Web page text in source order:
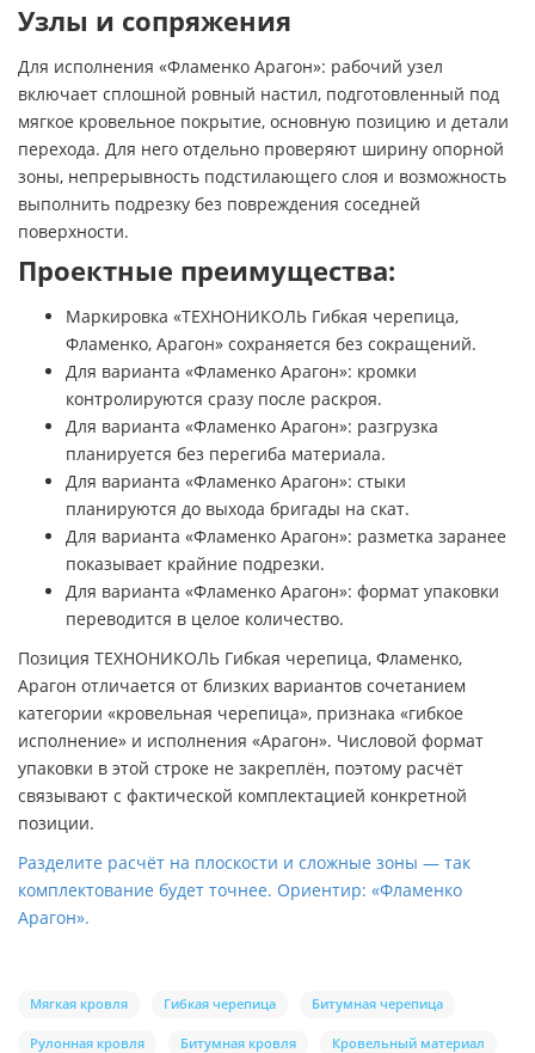
Узлы и сопряжения
Для исполнения «Фламенко Арагон»: рабочий узел
включает сплошной ровный настил, подготовленный под
мягкое кровельное покрытие, основную позицию и детали
перехода. Для него отдельно проверяют ширину опорной
зоны, непрерывность подстилающего слоя и возможность
выполнить подрезку без повреждения соседней
поверхности.
Проектные преимущества:
Маркировка «ТЕХНОНИКОЛЬ Гибкая черепица,
Фламенко, Арагон» сохраняется без сокращений.
Для варианта «Фламенко Арагон»: кромки
контролируются сразу после раскроя.
Для варианта «Фламенко Арагон»: разгрузка
планируется без перегиба материала.
Для варианта «Фламенко Арагон»: стыки
планируются до выхода бригады на скат.
Для варианта «Фламенко Арагон»: разметка заранее
показывает крайние подрезки.
Для варианта «Фламенко Арагон»: формат упаковки
переводится в целое количество.
Позиция ТЕХНОНИКОЛЬ Гибкая черепица, Фламенко,
Арагон отличается от близких вариантов сочетанием
категории «кровельная черепица», признака «гибкое
исполнение» и исполнения «Арагон». Числовой формат
упаковки в этой строке не закреплён, поэтому расчёт
связывают с фактической комплектацией конкретной
позиции.
Разделите расчёт на плоскости и сложные зоны — так
комплектование будет точнее. Ориентир: «Фламенко
Арагон».
Мягкая кровля Гибкая черепица Битумная черепица
Рулонная кровля Битумная кровля Кровельный материал